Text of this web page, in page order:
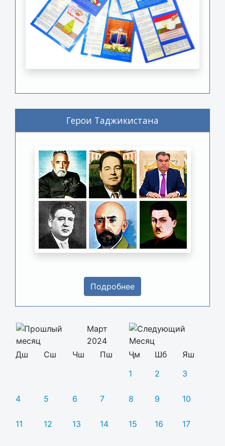
Герои Таджикистана
Подробнее
Март
2024
Дш
Сш Чш Пш Ҷм Шб
Яш
1
2 3
4 5 6 7 8 9 10
11 12 13 14 15 16 17